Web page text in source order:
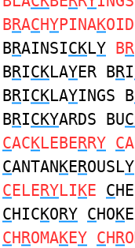
BRACHYPINAK
BRAINSICKLY BR
BRICKLAYER BRI
BRICKLAYINGS B
BRICKYARDS BU
CACKLEBERRY C
CANTANKEROUSLY
CELERYLIKE C
CHICKORY CHOK
CHROMAKEY CHR